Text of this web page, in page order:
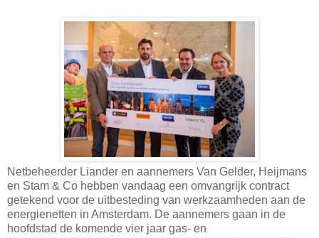
Netbeheerder Liander en aannemers Van Gelder, Heijmans
en Stam & Co hebben vandaag een omvangrijk contract
getekend voor de uitbesteding van werkzaamheden aan de
energienetten in Amsterdam. De aannemers gaan in de
hoofdstad de komende vier jaar gas- en